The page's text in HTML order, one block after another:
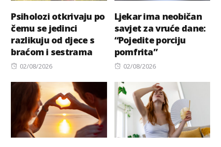
Psiholozi otkrivaju po
čemu se jedinci
razlikuju od djece s
braćom i sestrama
Posted
02/08/2026
Ljekar ima neobičan
savjet za vruće dane:
“Pojedite porciju
pomfrita”
Posted
02/08/2026